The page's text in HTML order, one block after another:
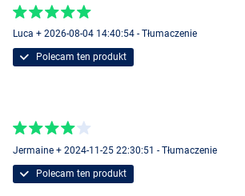
Luca + 2026-08-04 14:40:54 - Tłumaczenie
Polecam ten produkt
Jermaine + 2024-11-25 22:30:51 - Tłumaczenie
Polecam ten produkt